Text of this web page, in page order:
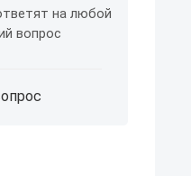
на любой
вопрос